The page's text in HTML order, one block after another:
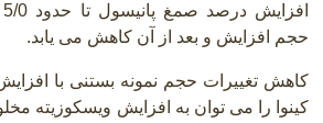
حجم افزایش و بعد از آن کاهش می یابد.
کاهش تغییرات حجم نمونه بستنی با
کینوا را می توان به افزایش ویسکوزیته